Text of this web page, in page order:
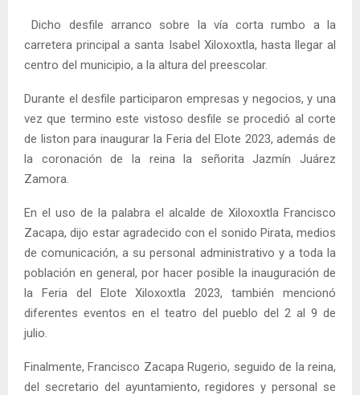
Dicho desfile arranco sobre la vía corta rumbo a la
carretera principal a santa Isabel Xiloxoxtla, hasta llegar al
centro del municipio, a la altura del preescolar.
Durante el desfile participaron empresas y negocios, y una
vez que termino este vistoso desfile se procedió al corte
de liston para inaugurar la Feria del Elote 2023, además de
la coronación de la reina la señorita Jazmín Juárez
Zamora.
En el uso de la palabra el alcalde de Xiloxoxtla Francisco
Zacapa, dijo estar agradecido con el sonido Pirata, medios
de comunicación, a su personal administrativo y a toda la
población en general, por hacer posible la inauguración de
la Feria del Elote Xiloxoxtla 2023, también mencionó
diferentes eventos en el teatro del pueblo del 2 al 9 de
julio.
Finalmente, Francisco Zacapa Rugerio, seguido de la reina,
del secretario del ayuntamiento, regidores y personal se